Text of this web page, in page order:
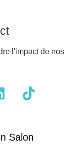
l'impact de nos
Salon